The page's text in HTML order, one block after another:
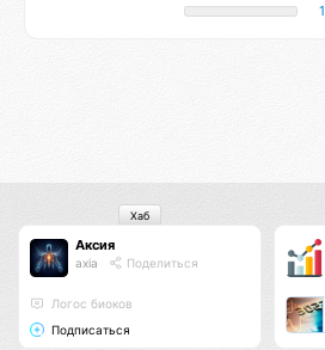
1
Аксия
axia Поделиться
Логос биоков
Подписаться
Хаб